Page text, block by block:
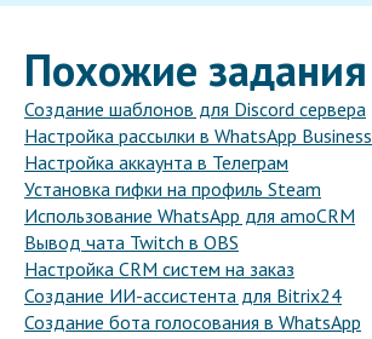
Похожие задания
Создание шаблонов для Discord сервера
Настройка рассылки в WhatsApp Business
Настройка аккаунта в Телеграм
Установка гифки на профиль Steam
Использование WhatsApp для amoCRM
Вывод чата Twitch в OBS
Настройка CRM систем на заказ
Создание ИИ-ассистента для Bitrix24
Создание бота голосования в WhatsApp